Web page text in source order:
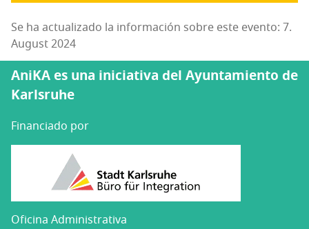
Se ha actualizado la información sobre este evento: 7.
August 2024
AniKA es una iniciativa del Ayuntamiento de
Karlsruhe
Financiado por
Oficina Administrativa